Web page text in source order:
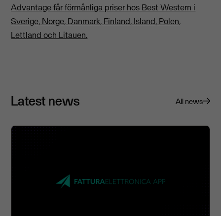
Advantage får förmånliga priser hos Best Western i
Sverige, Norge, Danmark, Finland, Island, Polen,
Lettland och Litauen.
Latest news All news